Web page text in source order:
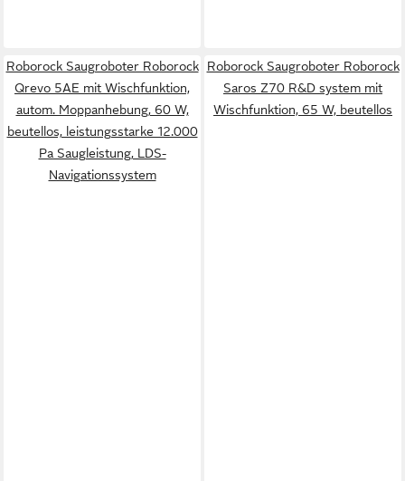
Roborock Saugroboter Roborock
Qrevo 5AE mit Wischfunktion,
autom. Moppanhebung, 60 W,
beutellos, leistungsstarke 12.000
Pa Saugleistung, LDS-
Navigationssystem
Roborock Saugroboter Roborock
Saros Z70 R&D system mit
Wischfunktion, 65 W, beutellos